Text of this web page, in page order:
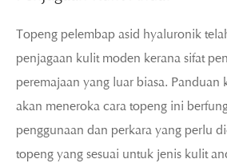
Topeng pelembap asid hyaluronik
penjagaan kulit moden kerana sifat
peremajaan yang luar biasa. Panduan
akan meneroka cara topeng ini
penggunaan dan perkara yang perlu
topeng yang sesuai untuk jenis kulit